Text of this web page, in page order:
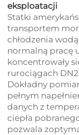
eksploatacji
Statki
transportem
chłodzenia
normalną pracę
koncentrowały
rurociągach
Dokładny
pełnym
danych z
ciepła
pozwala